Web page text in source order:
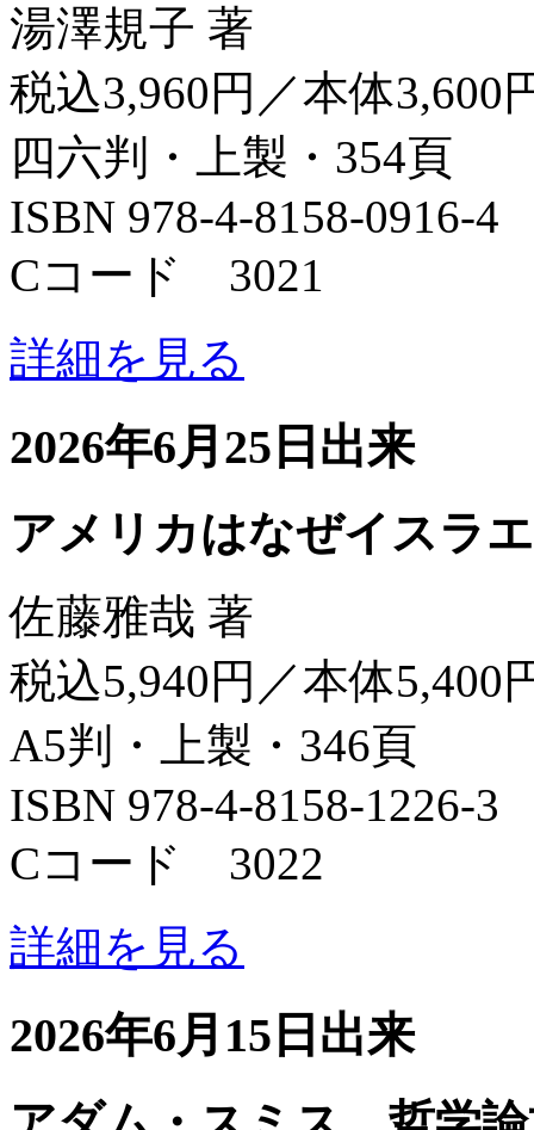
湯澤規子 著
税込3,960円／本体3,600
四六判・上製・354頁
ISBN 978-4-8158-0916-4
Cコード 3021
詳細を見る
2026年6月25日出来
アメリカはなぜイスラ
佐藤雅哉 著
税込5,940円／本体5,400
A5判・上製・346頁
ISBN 978-4-8158-1226-3
Cコード 3022
詳細を見る
2026年6月15日出来